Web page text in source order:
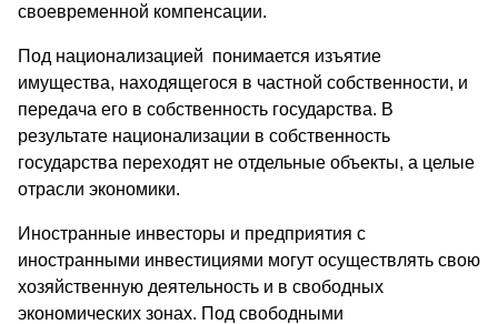
своевременной компенсации.
Под национализацией понимается изъятие
имущества, находящегося в частной собственности, и
передача его в собственность государства. В
результате национализации в собственность
государства переходят не отдельные объекты, а целые
отрасли экономики.
Иностранные инвесторы и предприятия с
иностранными инвестициями могут осуществлять свою
хозяйственную деятельность и в свободных
экономических зонах. Под свободными